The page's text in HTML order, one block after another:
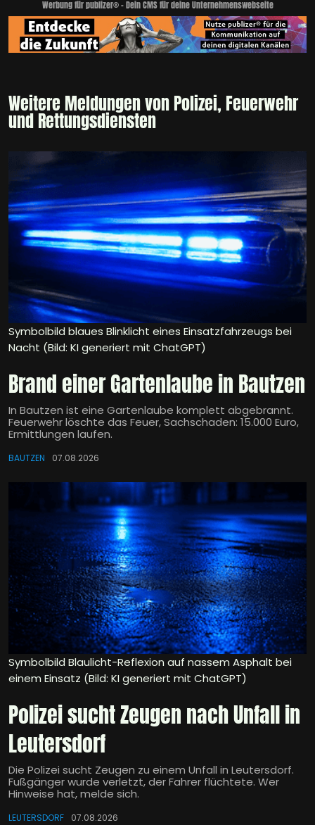
Werbung für publizer® - Dein CMS für deine Unternehmenswebseite
Weitere Meldungen von Polizei, Feuerwehr
und Rettungsdiensten
Symbolbild blaues Blinklicht eines Einsatzfahrzeugs bei
Nacht (Bild: KI generiert mit ChatGPT)
Brand einer Gartenlaube in Bautzen
In Bautzen ist eine Gartenlaube komplett abgebrannt.
Feuerwehr löschte das Feuer, Sachschaden: 15.000 Euro,
Ermittlungen laufen.
BAUTZEN 07.08.2026
Symbolbild Blaulicht-Reflexion auf nassem Asphalt bei
einem Einsatz (Bild: KI generiert mit ChatGPT)
Polizei sucht Zeugen nach Unfall in
Leutersdorf
Die Polizei sucht Zeugen zu einem Unfall in Leutersdorf.
Fußgänger wurde verletzt, der Fahrer flüchtete. Wer
Hinweise hat, melde sich.
LEUTERSDORF 07.08.2026